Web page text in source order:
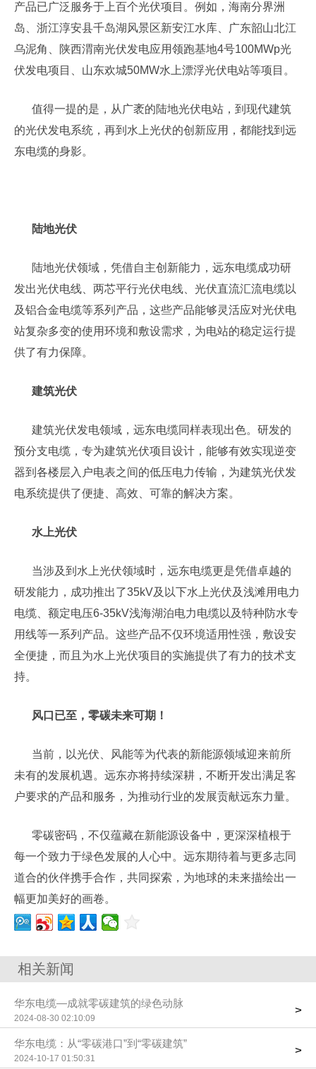
产品已广泛服务于上百个光伏项目。例如，海南分界洲
岛、浙江淳安县千岛湖风景区新安江水库、广东韶山北江
乌泥角、陕西渭南光伏发电应用领跑基地4号100MWp光
伏发电项目、山东欢城50MW水上漂浮光伏电站等项目。
值得一提的是，从广袤的陆地光伏电站，到现代建筑
的光伏发电系统，再到水上光伏的创新应用，都能找到远
东电缆的身影。
陆地光伏
陆地光伏领域，凭借自主创新能力，远东电缆成功研
发出光伏电线、两芯平行光伏电线、光伏直流汇流电缆以
及铝合金电缆等系列产品，这些产品能够灵活应对光伏电
站复杂多变的使用环境和敷设需求，为电站的稳定运行提
供了有力保障。
建筑光伏
建筑光伏发电领域，远东电缆同样表现出色。研发的
预分支电缆，专为建筑光伏项目设计，能够有效实现逆变
器到各楼层入户电表之间的低压电力传输，为建筑光伏发
电系统提供了便捷、高效、可靠的解决方案。
水上光伏
当涉及到水上光伏领域时，远东电缆更是凭借卓越的
研发能力，成功推出了35kV及以下水上光伏及浅滩用电力
电缆、额定电压6-35kV浅海湖泊电力电缆以及特种防水专
用线等一系列产品。这些产品不仅环境适用性强，敷设安
全便捷，而且为水上光伏项目的实施提供了有力的技术支
持。
风口已至，零碳未来可期！
当前，以光伏、风能等为代表的新能源领域迎来前所
未有的发展机遇。远东亦将持续深耕，不断开发出满足客
户要求的产品和服务，为推动行业的发展贡献远东力量。
零碳密码，不仅蕴藏在新能源设备中，更深深植根于
每一个致力于绿色发展的人心中。远东期待着与更多志同
道合的伙伴携手合作，共同探索，为地球的未来描绘出一
幅更加美好的画卷。
相关新闻
华东电缆—成就零碳建筑的绿色动脉
2024-08-30 02:10:09
>
华东电缆：从“零碳港口”到“零碳建筑”
2024-10-17 01:50:31
>